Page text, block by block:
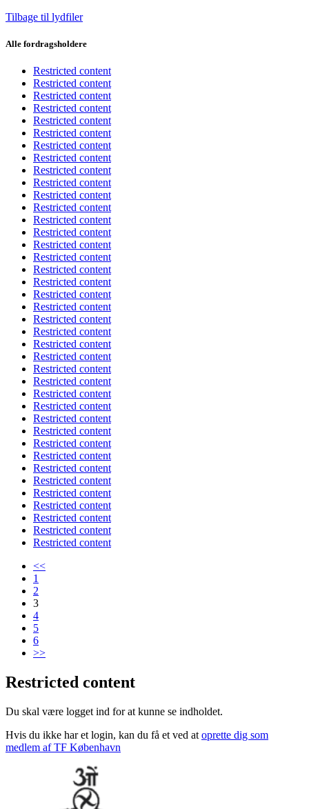
Tilbage til lydfiler
Alle fordragsholdere
Restricted content
Restricted content
Restricted content
Restricted content
Restricted content
Restricted content
Restricted content
Restricted content
Restricted content
Restricted content
Restricted content
Restricted content
Restricted content
Restricted content
Restricted content
Restricted content
Restricted content
Restricted content
Restricted content
Restricted content
Restricted content
Restricted content
Restricted content
Restricted content
Restricted content
Restricted content
Restricted content
Restricted content
Restricted content
Restricted content
Restricted content
Restricted content
Restricted content
Restricted content
Restricted content
Restricted content
Restricted content
Restricted content
Restricted content
<<
1
2
3
4
5
6
>>
Restricted content
Du skal være logget ind for at kunne se indholdet.
Hvis du ikke har et login, kan du få et ved at oprette dig som
medlem af TF København